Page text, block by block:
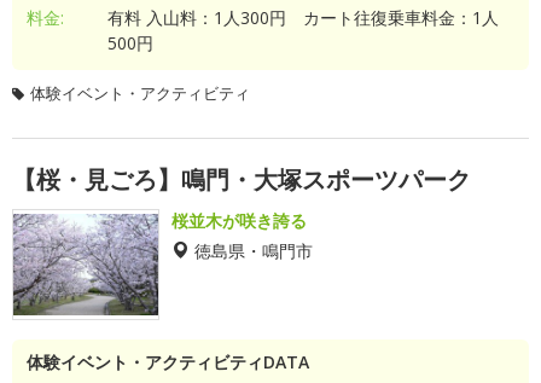
料金:
有料 入山料：1人300円 カート往復乗車料金：1人
500円
体験イベント・アクティビティ
【桜・見ごろ】鳴門・大塚スポーツパーク
桜並木が咲き誇る
徳島県・鳴門市
体験イベント・アクティビティDATA